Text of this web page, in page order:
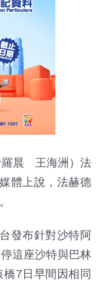
羅晨 王海洲）法
體上說，法赫德
發布針對沙特阿
這座沙特與巴林
7日早間因相同